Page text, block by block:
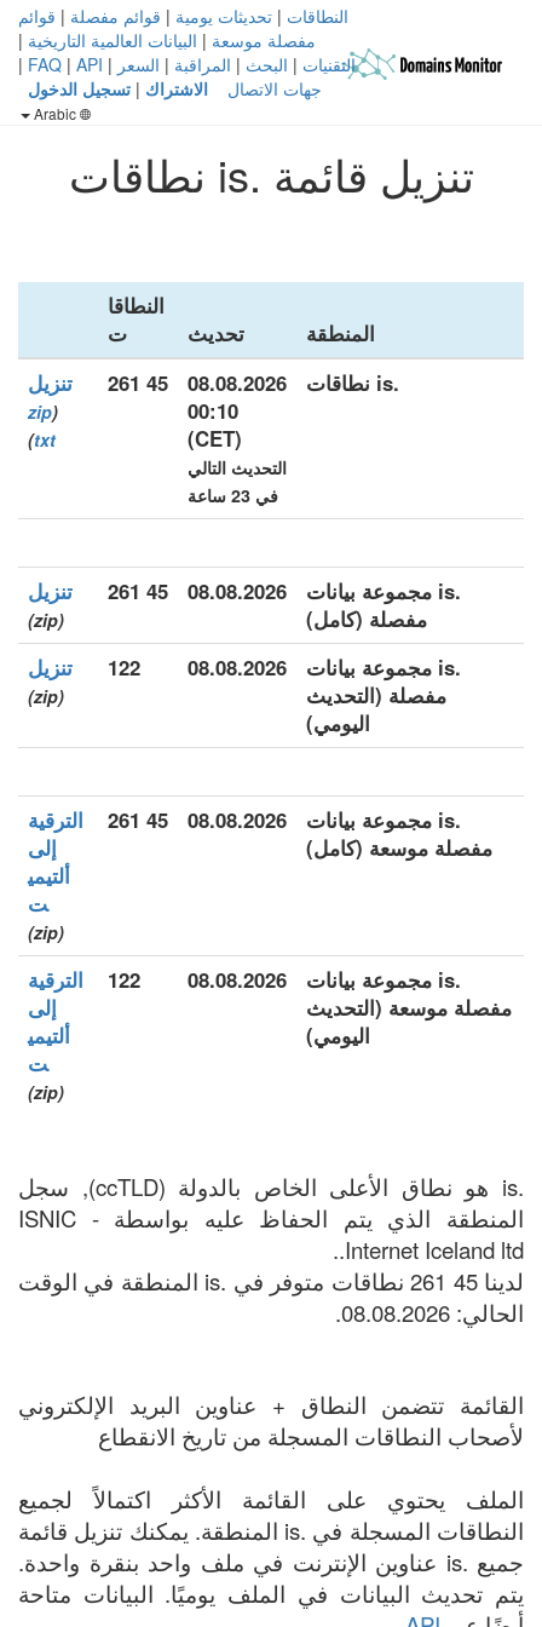
النطاقات | تحديثات يومية | قوائم مفصلة | قوائم
مفصلة موسعة | البيانات العالمية التاريخية |
التقنيات | البحث | المراقبة | السعر |
FAQ | API
|
جهات الاتصال
الاشتراك | تسجيل الدخول
تنزيل قائمة .is نطاقات
المنطقة تحديث
النطاقا
ت
.is نطاقات
08.08.2026
00:10
(CET)
التحديث التالي
في 23 ساعة
45 261 تنزيل
(
zip
txt
)
.is مجموعة بيانات
مفصلة (كامل)
08.08.2026
45 261 تنزيل
(zip)
.is مجموعة بيانات
مفصلة (التحديث
اليومي)
08.08.2026
122 تنزيل
(zip)
.is مجموعة بيانات
مفصلة موسعة (كامل)
08.08.2026
45 261
الترقية
إلى
ألتيمي
ت
(zip)
.is مجموعة بيانات
مفصلة موسعة (التحديث
اليومي)
08.08.2026
122
الترقية
إلى
ألتيمي
ت
(zip)
.is هو نطاق الأعلى الخاص بالدولة (ccTLD), سجل
المنطقة الذي يتم الحفاظ عليه بواسطة ISNIC -
Internet Iceland ltd..
لدينا 45 261 نطاقات متوفر في .is المنطقة في الوقت
الحالي: 08.08.2026.
القائمة تتضمن النطاق + عناوين البريد الإلكتروني
لأصحاب النطاقات المسجلة من تاريخ الانقطاع
الملف يحتوي على القائمة الأكثر اكتمالاً لجميع
النطاقات المسجلة في .is المنطقة. يمكنك تنزيل قائمة
جميع .is عناوين الإنترنت في ملف واحد بنقرة واحدة.
يتم تحديث البيانات في الملف يوميًا. البيانات متاحة